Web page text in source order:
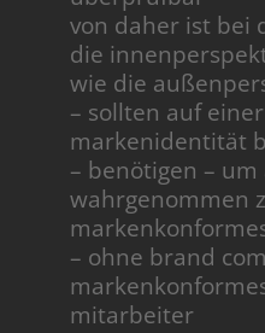
von daher ist bei
die
wie die
– sollten auf
markenidentität
– benötigen –
wahrgenommen
– ohne brand
mitarbeiter